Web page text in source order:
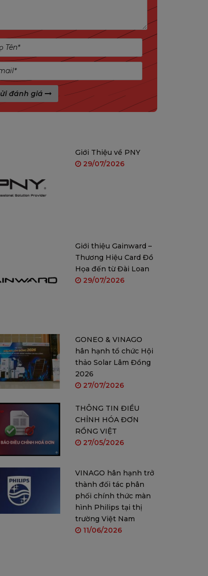
đánh giá
Giới Thiệu về PNY
29/07/2026
Giới thiệu Gainward –
Thương Hiệu Card Đồ
Họa đến từ Đài Loan
29/07/2026
GONEO & VINAGO
hân hạnh tổ chức Hội
thảo Solar Lâm Đồng
2026
27/07/2026
THÔNG TIN ĐIỀU
CHỈNH HÓA ĐƠN
RỒNG VIỆT
27/05/2026
VINAGO hân hạnh trở
thành đối tác phân
phối chính thức màn
hình Philips tại thị
trường Việt Nam
11/06/2026